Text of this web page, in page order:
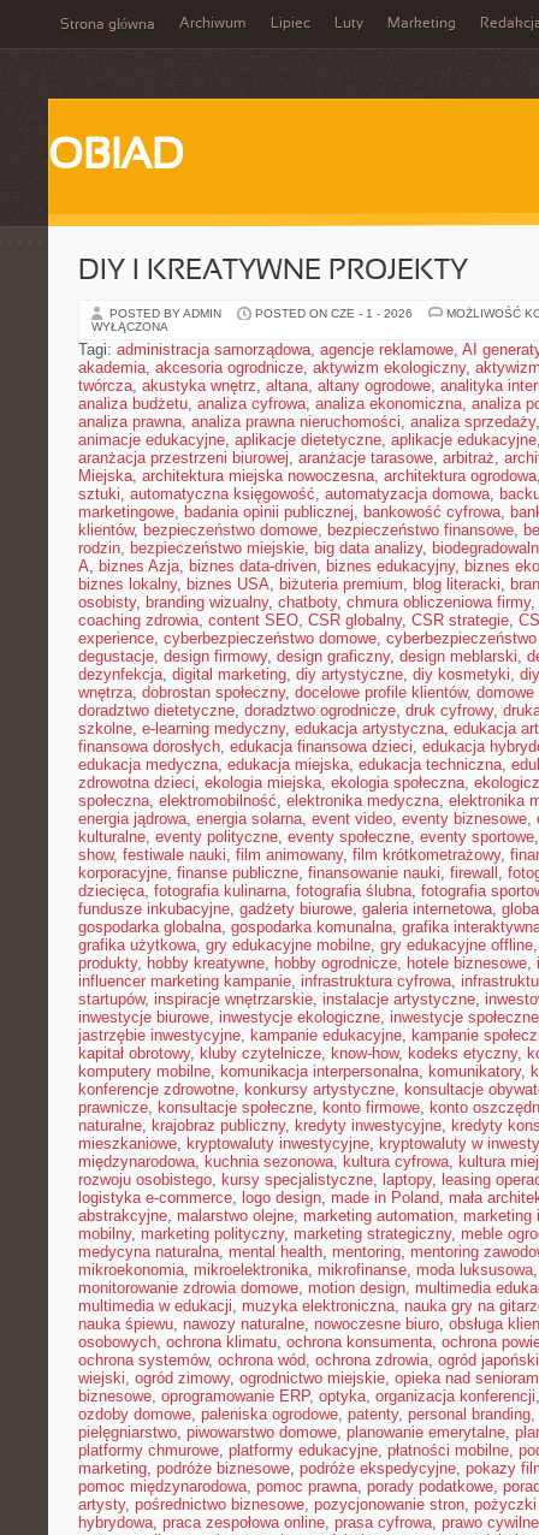
Strona główna Archiwum Lipiec Luty Marketing
OBIAD
DIY I KREATYWNE PROJEKTY
POSTED BY ADMIN POSTED ON CZE - 1 - 2026
MOŻLIWOŚĆ
WYŁĄCZONA
Tagi: administracja samorządowa, agencje reklamowe, AI
akademia, akcesoria ogrodnicze, aktywizm ekologiczny,
twórcza, akustyka wnętrz, altana, altany ogrodowe, analityka
analiza budżetu, analiza cyfrowa, analiza ekonomiczna, analiza
analiza prawna, analiza prawna nieruchomości, analiza sprzedaży
animacje edukacyjne, aplikacje dietetyczne, aplikacje edukacyjne
aranżacja przestrzeni biurowej, aranżacje tarasowe, arbitraż,
Miejska, architektura miejska nowoczesna, architektura ogrodowa
sztuki, automatyczna księgowość, automatyzacja domowa,
marketingowe, badania opinii publicznej, bankowość cyfrowa,
klientów, bezpieczeństwo domowe, bezpieczeństwo finansowe,
rodzin, bezpieczeństwo miejskie, big data analizy,
A, biznes Azja, biznes data-driven, biznes edukacyjny, biznes
biznes lokalny, biznes USA, biżuteria premium, blog literacki,
osobisty, branding wizualny, chatboty, chmura obliczeniowa firmy,
coaching zdrowia, content SEO, CSR globalny, CSR strategie,
experience, cyberbezpieczeństwo domowe,
degustacje, design firmowy, design graficzny, design meblarski,
dezynfekcja, digital marketing, diy artystyczne, diy kosmetyki,
wnętrza, dobrostan społeczny, docelowe profile klientów,
doradztwo dietetyczne, doradztwo ogrodnicze, druk cyfrowy,
szkolne, e-learning medyczny, edukacja artystyczna, edukacja
finansowa dorosłych, edukacja finansowa dzieci, edukacja
edukacja medyczna, edukacja miejska, edukacja techniczna,
zdrowotna dzieci, ekologia miejska, ekologia społeczna,
społeczna, elektromobilność, elektronika medyczna, elektronika
energia jądrowa, energia solarna, event video, eventy biznesowe,
kulturalne, eventy polityczne, eventy społeczne, eventy sportowe
show, festiwale nauki, film animowany, film krótkometrażowy,
korporacyjne, finanse publiczne, finansowanie nauki, firewall ,
dziecięca, fotografia kulinarna, fotografia ślubna, fotografia
fundusze inkubacyjne, gadżety biurowe, galeria internetowa,
gospodarka globalna, gospodarka komunalna, grafika
grafika użytkowa, gry edukacyjne mobilne, gry edukacyjne offline
produkty, hobby kreatywne, hobby ogrodnicze, hotele biznesowe,
influencer marketing kampanie, infrastruktura cyfrowa,
startupów, inspiracje wnętrzarskie, instalacje artystyczne,
inwestycje biurowe, inwestycje ekologiczne, inwestycje społeczne
jastrzębie inwestycyjne, kampanie edukacyjne, kampanie
kapitał obrotowy, kluby czytelnicze, know-how, kodeks etyczny,
komputery mobilne, komunikacja interpersonalna, komunikatory,
konferencje zdrowotne, konkursy artystyczne, konsultacje
prawnicze, konsultacje społeczne, konto firmowe, konto
naturalne, krajobraz publiczny, kredyty inwestycyjne, kredyty
mieszkaniowe, kryptowaluty inwestycyjne, kryptowaluty w
międzynarodowa, kuchnia sezonowa, kultura cyfrowa, kultura
rozwoju osobistego, kursy specjalistyczne, laptopy, leasing
logistyka e-commerce, logo design, made in Poland, mała
abstrakcyjne, malarstwo olejne, marketing automation, marketing
mobilny, marketing polityczny, marketing strategiczny, meble
medycyna naturalna, mental health, mentoring, mentoring
mikroekonomia, mikroelektronika, mikrofinanse, moda luksusowa
monitorowanie zdrowia domowe, motion design, multimedia
multimedia w edukacji, muzyka elektroniczna, nauka gry na
nauka śpiewu, nawozy naturalne, nowoczesne biuro, obsługa
osobowych, ochrona klimatu, ochrona konsumenta, ochrona
ochrona systemów, ochrona wód, ochrona zdrowia, ogród japoński
wiejski, ogród zimowy, ogrodnictwo miejskie, opieka nad
biznesowe, oprogramowanie ERP, optyka, organizacja konferencji
ozdoby domowe, paleniska ogrodowe, patenty, personal branding,
pielęgniarstwo, piwowarstwo domowe, planowanie emerytalne,
platformy chmurowe, platformy edukacyjne, płatności mobilne,
marketing, podróże biznesowe, podróże ekspedycyjne, pokazy
pomoc międzynarodowa, pomoc prawna, porady podatkowe,
artysty, pośrednictwo biznesowe, pozycjonowanie stron, pożyczki
hybrydowa, praca zespołowa online, prasa cyfrowa, prawo